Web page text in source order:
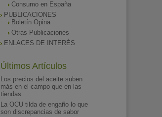
Consumo en España
PUBLICACIONES
Boletín Opina
Otras Publicaciones
ENLACES DE INTERÉS
Últimos Artículos
Los precios del aceite suben
más en el campo que en las
tiendas
La OCU tilda de engaño lo que
son discrepancias de sabor